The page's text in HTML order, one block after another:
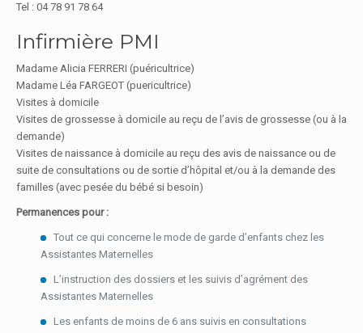
Tel : 04 78 91 78 64
Infirmière PMI
Madame Alicia FERRERI (puéricultrice)
Madame Léa FARGEOT (puericultrice)
Visites à domicile
Visites de grossesse à domicile au reçu de l’avis de grossesse (ou à la
demande)
Visites de naissance à domicile au reçu des avis de naissance ou de
suite de consultations ou de sortie d’hôpital et/ou à la demande des
familles (avec pesée du bébé si besoin)
Permanences pour :
Tout ce qui concerne le mode de garde d’enfants chez les
Assistantes Maternelles
L’instruction des dossiers et les suivis d’agrément des
Assistantes Maternelles
Les enfants de moins de 6 ans suivis en consultations